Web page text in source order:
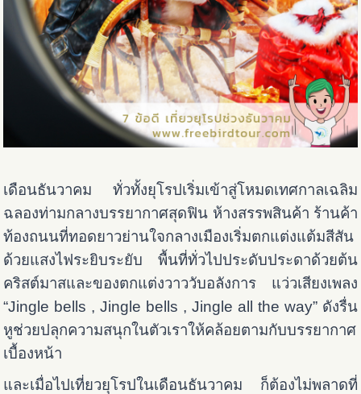
เดือนธันวาคม ทั่วทั้งยุโรปเริ่มเข้าสู่โหมดเทศกาลเฉลิม
ฉลองท่ามกลางบรรยากาศสุดฟิน ห้างสรรพสินค้า ร้านค้า
ท้องถนนที่ทอดยาวย่านใจกลางเมืองเริ่มตกแต่งแต้มสีสัน
ด้วยแสงไฟระยิบระยับ พื้นที่ทั่วไปประดับประดาด้วยต้น
คริสต์มาสและของตกแต่งวาววับอลังการ แว่วเสียงเพลง
“Jingle bells , Jingle bells , Jingle all the way” ดังรื่น
หูช่วยปลุกความสนุกในตัวเราให้คล้อยตามกับบรรยากาศ
เบื้องหน้า
และเมื่อไปเที่ยวยุโรปในเดือนธันวาคม ก็ต้องไม่พลาดที่